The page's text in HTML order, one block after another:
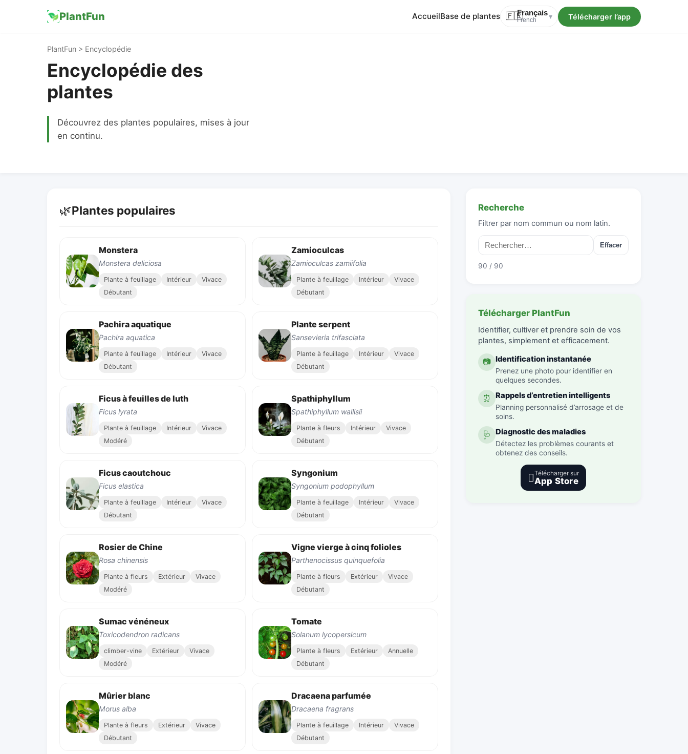
PlantFun AccueilBase de plantes 🇫🇷Français
French ▾ Télécharger l’app
PlantFun > Encyclopédie
Encyclopédie des
plantes
Découvrez des plantes populaires, mises à jour
en continu.
🌿Plantes populaires
Monstera
Monstera deliciosa
Plante à feuillage Intérieur
Vivace
Débutant
Zamioculcas
Zamioculcas zamiifolia
Plante à feuillage Intérieur
Vivace
Débutant
Pachira aquatique
Pachira aquatica
Plante à feuillage Intérieur
Vivace
Débutant
Plante serpent
Sansevieria trifasciata
Plante à feuillage Intérieur
Vivace
Débutant
Ficus à feuilles de luth
Ficus lyrata
Plante à feuillage Intérieur
Vivace
Modéré
Spathiphyllum
Spathiphyllum wallisii
Plante à fleurs Intérieur
Vivace
Débutant
Ficus caoutchouc
Ficus elastica
Plante à feuillage Intérieur
Vivace
Débutant
Syngonium
Syngonium podophyllum
Plante à feuillage Intérieur
Vivace
Débutant
Rosier de Chine
Rosa chinensis
Plante à fleurs Extérieur
Vivace
Modéré
Vigne vierge à cinq folioles
Parthenocissus quinquefolia
Plante à fleurs Extérieur
Vivace
Débutant
Sumac vénéneux
Toxicodendron radicans
climber-vine Extérieur
Vivace
Modéré
Tomate
Solanum lycopersicum
Plante à fleurs Extérieur
Annuelle
Débutant
Mûrier blanc
Morus alba
Plante à fleurs Extérieur
Vivace
Débutant
Dracaena parfumée
Dracaena fragrans
Plante à feuillage Intérieur
Vivace
Débutant
Recherche
Filtrer par nom commun ou nom latin.
Effacer
90 / 90
Télécharger PlantFun
Identifier, cultiver et prendre soin de vos
plantes, simplement et efficacement.
📷 Identification instantanée
Prenez une photo pour identifier en
quelques secondes.
⏰ Rappels d’entretien intelligents
Planning personnalisé d’arrosage et de
soins.
🩺 Diagnostic des maladies
Détectez les problèmes courants et
obtenez des conseils.
Télécharger sur
App Store